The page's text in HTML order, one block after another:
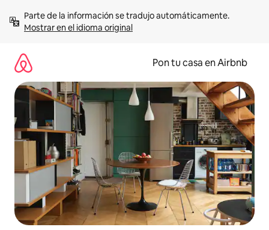
contenidoMostrar en el idioma original
Pon tu casa en Airbnb